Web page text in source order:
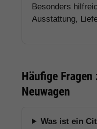
Besonders
Ausstattung,
Häufige Fragen
Neuwagen
Was ist ein